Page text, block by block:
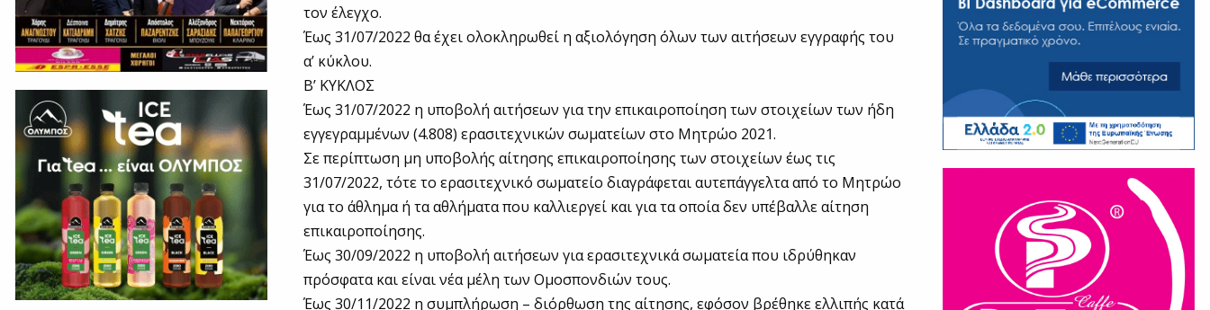
τον έλεγχο.
Έως 31/07/2022 θα έχει ολοκληρωθεί η αξιολόγηση όλων των αιτήσεων εγγραφής του
α’ κύκλου.
Β’ ΚΥΚΛΟΣ
Έως 31/07/2022 η υποβολή αιτήσεων για την επικαιροποίηση των στοιχείων των ήδη
εγγεγραμμένων (4.808) ερασιτεχνικών σωματείων στο Μητρώο 2021.
Σε περίπτωση μη υποβολής αίτησης επικαιροποίησης των στοιχείων έως τις
31/07/2022, τότε το ερασιτεχνικό σωματείο διαγράφεται αυτεπάγγελτα από το Μητρώο
για το άθλημα ή τα αθλήματα που καλλιεργεί και για τα οποία δεν υπέβαλλε αίτηση
επικαιροποίησης.
Έως 30/09/2022 η υποβολή αιτήσεων για ερασιτεχνικά σωματεία που ιδρύθηκαν
πρόσφατα και είναι νέα μέλη των Ομοσπονδιών τους.
Έως 30/11/2022 η συμπλήρωση – διόρθωση της αίτησης, εφόσον βρέθηκε ελλιπής κατά